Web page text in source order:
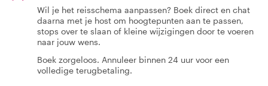
Wil je het reisschema aanpassen? Boek direct en chat
daarna met je host om hoogtepunten aan te passen,
stops over te slaan of kleine wijzigingen door te voeren
naar jouw wens.
Boek zorgeloos. Annuleer binnen 24 uur voor een
volledige terugbetaling.